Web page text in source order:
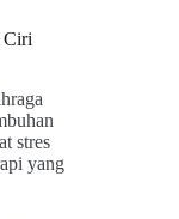
Ciri
stres
yang